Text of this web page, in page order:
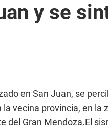
y se
en San Juan, se
vecina provincia, en la
del Gran Mendoza.El